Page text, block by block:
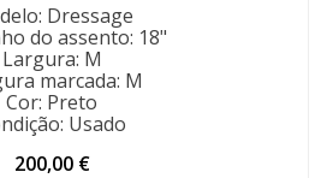
: Dressage
do assento: 18"
Largura: M
marcada: M
Cor: Preto
: Usado
200,00 €